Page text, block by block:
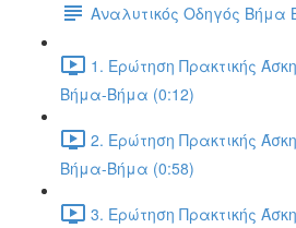
Αναλυτικός Οδηγός Βήμα
1. Ερώτηση Πρακτικής
Βήμα-Βήμα (0:12)
2. Ερώτηση Πρακτικής
Βήμα-Βήμα (0:58)
3. Ερώτηση Πρακτικής